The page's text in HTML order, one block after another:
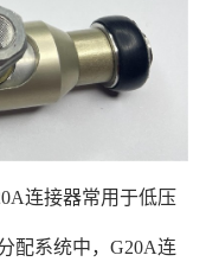
连接器常用于低压
配系统中，G20A连